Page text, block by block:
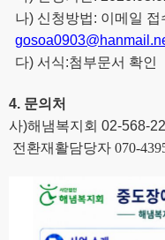
나) 신청방법: 이메일 접
다) 서식:첨부문서 확인
4. 문의처
사)해냄복지회 02-568-
전환재활담당자 070-